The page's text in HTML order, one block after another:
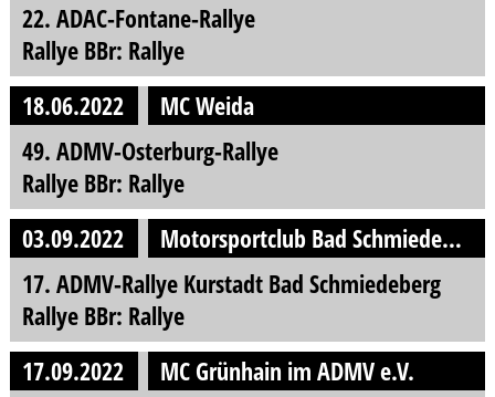
22. ADAC-Fontane-Rallye
Rallye BBr: Rallye
18.06.2022
MC Weida
49. ADMV-Osterburg-Rallye
Rallye BBr: Rallye
03.09.2022
Motorsportclub Bad Schmiedeberg e.V. im ADMV
17. ADMV-Rallye Kurstadt Bad Schmiedeberg
Rallye BBr: Rallye
17.09.2022
MC Grünhain im ADMV e.V.